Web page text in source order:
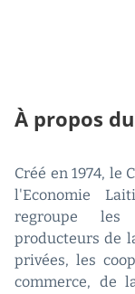
À propos du
Créé en 1974,
l'Economie
regroupe les
producteurs de
privées, les
commerce, de